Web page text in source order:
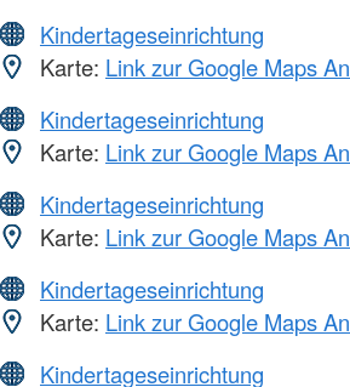
Kindertageseinrichtung
Karte: Link zur Google Maps
Kindertageseinrichtung
Karte: Link zur Google Maps
Kindertageseinrichtung
Karte: Link zur Google Maps
Kindertageseinrichtung
Karte: Link zur Google Maps
Kindertageseinrichtung